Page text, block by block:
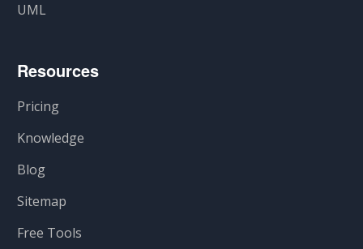
UML
Resources
Pricing
Knowledge
Blog
Sitemap
Free Tools